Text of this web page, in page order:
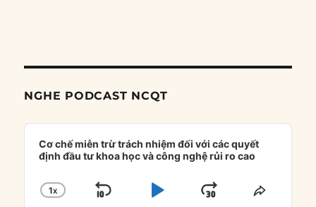
NGHE PODCAST NCQT
Audio
Player
Cơ chế miễn trừ trách nhiệm đối với các quyết
định đầu tư khoa học và công nghệ rủi ro cao
CHANGE
1X
SKIP
PLAYJUMPSHARE